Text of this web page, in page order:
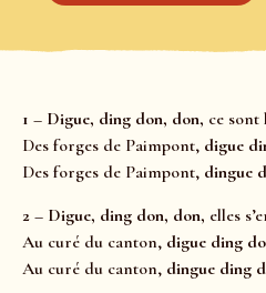
1 – Digue, ding don, don, ce sont
Des forges de Paimpont, digue
Des forges de Paimpont, dingue
2 – Digue, ding don, don, elles
Au curé du canton, digue ding
Au curé du canton, dingue ding